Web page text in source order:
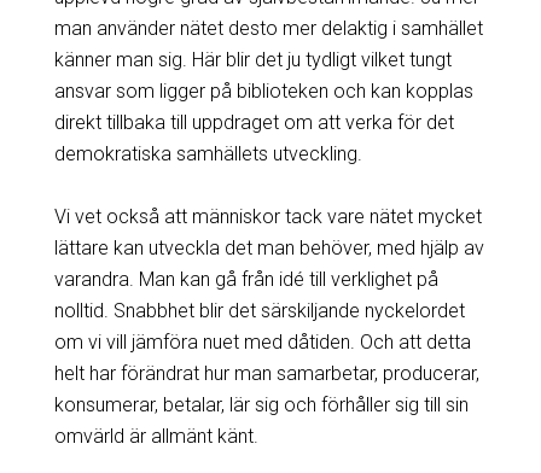
man använder nätet desto mer delaktig i samhället
känner man sig. Här blir det ju tydligt vilket tungt
ansvar som ligger på biblioteken och kan kopplas
direkt tillbaka till uppdraget om att verka för det
demokratiska samhällets utveckling.
Vi vet också att människor tack vare nätet mycket
lättare kan utveckla det man behöver, med hjälp av
varandra. Man kan gå från idé till verklighet på
nolltid. Snabbhet blir det särskiljande nyckelordet
om vi vill jämföra nuet med dåtiden. Och att detta
helt har förändrat hur man samarbetar, producerar,
konsumerar, betalar, lär sig och förhåller sig till sin
omvärld är allmänt känt.